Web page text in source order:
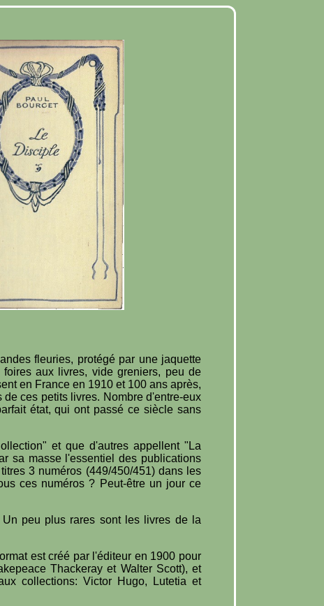
fleuries, protégé par une jaquette
aux livres, vide greniers, peu de
en France en 1910 et 100 ans après,
ces petits livres. Nombre d'entre-eux
état, qui ont passé ce siècle sans
et que d'autres appellent "La
sa masse l'essentiel des publications
3 numéros (449/450/451) dans les
ces numéros ? Peut-être un jour ce
peu plus rares sont les livres de la
est créé par l'éditeur en 1900 pour
Thackeray et Walter Scott), et
collections: Victor Hugo, Lutetia et